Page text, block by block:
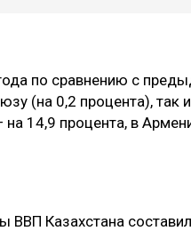
по сравнению с
(на 0,2 процента), так
14,9 процента, в
ВВП Казахстана